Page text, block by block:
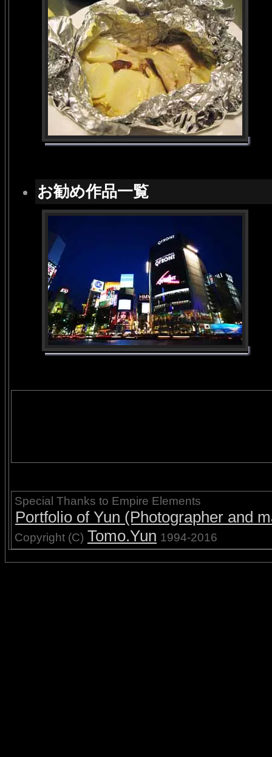
お勧め作品一覧
Special Thanks to Empire Elements
Portfolio of Yun (Photographer and
Copyright (C) Tomo.Yun 1994-2016